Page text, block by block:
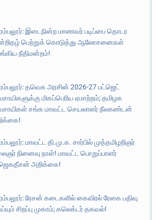
இடைநின்ற மாணவர் படிப்பை தொடர
பெற்றுக் கொடுத்து ஆலோசனைகள்
நீதிமன்றம்!
தவெக அரசின் 2026-27 பட்ஜெட்
மிகப்பெரிய ஏமாற்றம்; தமிழக
சங்க மாவட்ட செயலாளர் நீலகண்டன்
மாவட்ட தி.மு.க. சார்பில் முத்தமிழறிஞர்
நினைவு நாள்! மாவட்ட பொறுப்பாளர்
அறிக்கை!
ரேசன் கடைகளில் கைவிரல் ரேகை பதிவு
சிறப்பு முகாம்; கலெக்டர் தகவல்!